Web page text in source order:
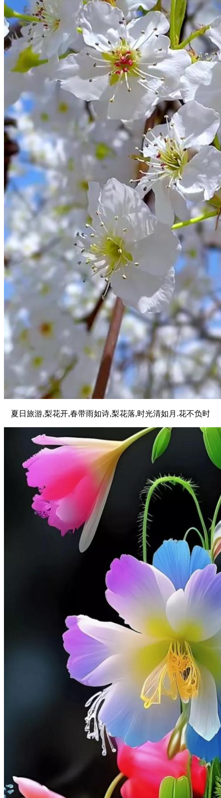
夏日旅游,梨花开,春带雨如诗,梨花落,时光清如月.花不负时